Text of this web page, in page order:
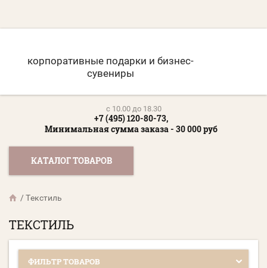
корпоративные подарки и бизнес-
сувениры
c 10.00 до 18.30
+7 (495) 120-80-73,
Минимальная сумма заказа - 30 000 руб
КАТАЛОГ ТОВАРОВ
/Текстиль
ТЕКСТИЛЬ
ФИЛЬТР ТОВАРОВ